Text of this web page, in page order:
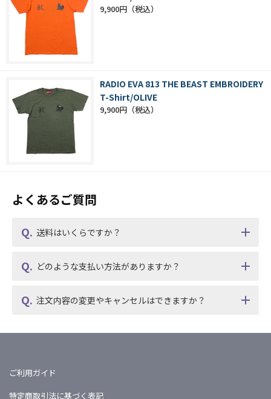
9,900円
RADIO EVA 813 THE BEAST EMBROIDERY
T-Shirt/OLIVE
9,900円
よくあるご質問
送料はいくらですか？
どのような支払い方法がありますか？
注文内容の変更やキャンセルはできますか？
ご利用ガイド
特定商取引法に基づく表記